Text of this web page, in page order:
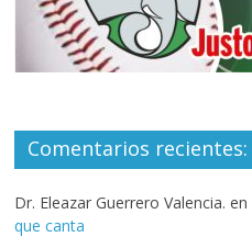
Comentarios recientes:
Dr. Eleazar Guerrero Valencia. en
que canta